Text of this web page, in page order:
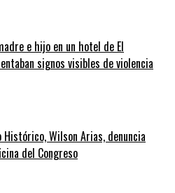
e hijo en un hotel de El
signos visibles de violencia
Histórico, Wilson Arias, denuncia
del Congreso